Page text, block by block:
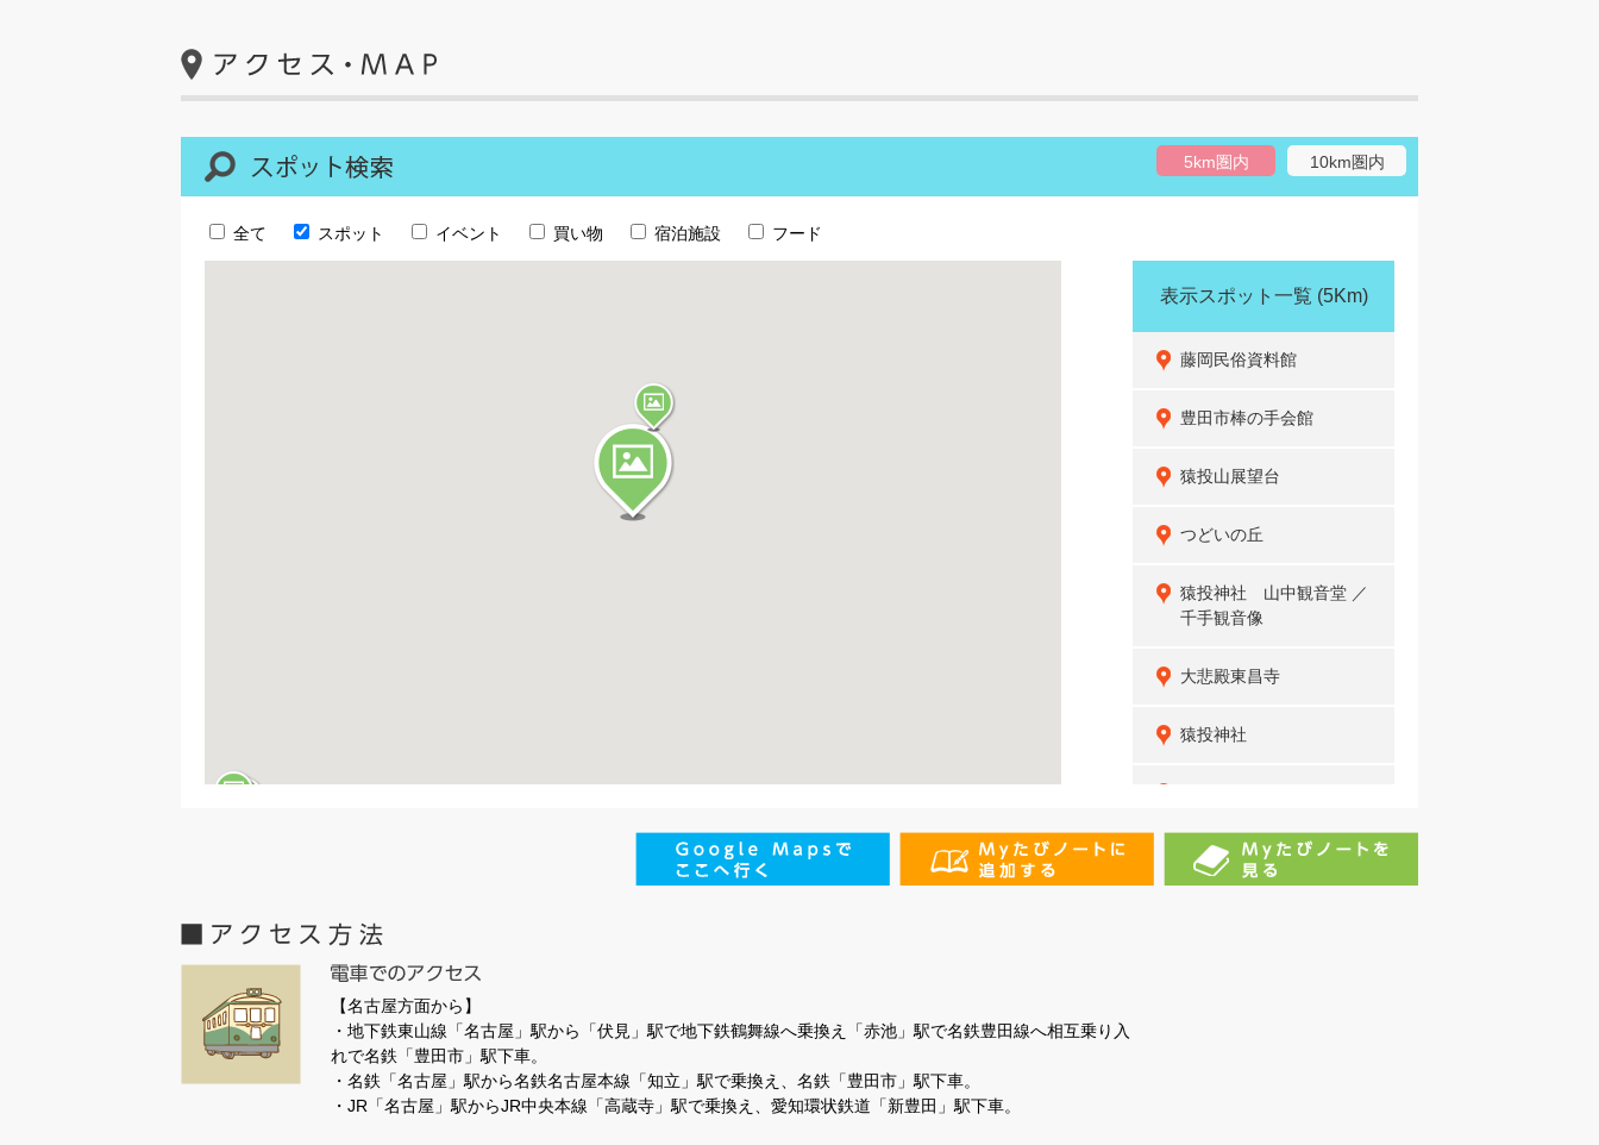
5km圏内 10km圏内
全て スポット イベント 買い物 宿泊施設 フード
表示スポット一覧 (5Km)
藤岡民俗資料館
豊田市棒の手会館
猿投山展望台
つどいの丘
猿投神社 山中観音堂 ／
千手観音像
大悲殿東昌寺
猿投神社
ふじの回廊
【名古屋方面から】
・地下鉄東山線「名古屋」駅から「伏見」駅で地下鉄鶴舞線へ乗換え「赤池」駅で名鉄豊田線へ相互乗り入
れで名鉄「豊田市」駅下車。
・名鉄「名古屋」駅から名鉄名古屋本線「知立」駅で乗換え、名鉄「豊田市」駅下車。
・JR「名古屋」駅からJR中央本線「高蔵寺」駅で乗換え、愛知環状鉄道「新豊田」駅下車。